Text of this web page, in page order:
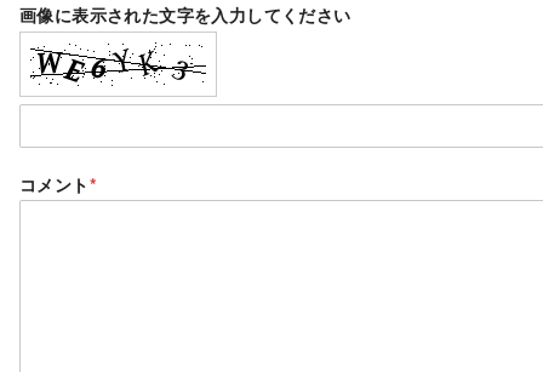
画像に表示された文字を入力してください
コメント*